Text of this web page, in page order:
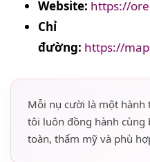
Website: https://
Chỉ
đường: https://
Mỗi nụ cười là một hành
tôi luôn đồng hành cùng
toàn, thẩm mỹ và phù